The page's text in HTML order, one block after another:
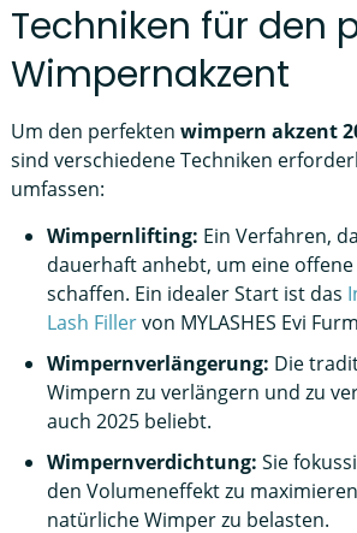
Techniken für den
Wimpernakzent
Um den perfekten wimpern akzent
sind verschiedene Techniken
umfassen:
Wimpernlifting: Ein Verfahren,
dauerhaft anhebt, um eine
schaffen. Ein idealer Start ist das
Lash Fillervon MYLASHES Evi
Wimpernverlängerung: Die
Wimpern zu verlängern und zu
auch 2025 beliebt.
Wimpernverdichtung: Sie
den Volumeneffekt zu
natürliche Wimper zu belasten.